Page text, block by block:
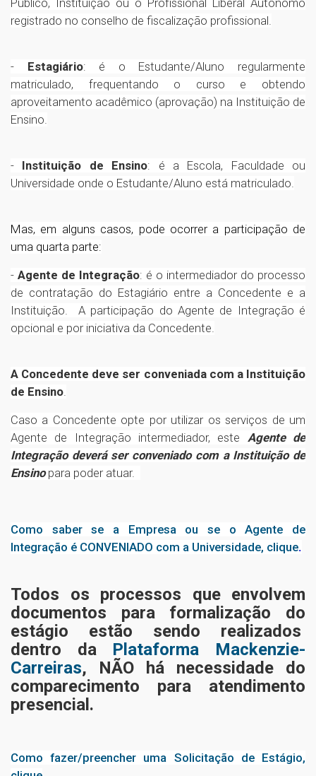
Público, Instituição ou o Profissional Liberal Autônomo
registrado no conselho de fiscalização profissional.
- Estagiário: é o Estudante/Aluno regularmente
matriculado, frequentando o curso e obtendo
aproveitamento acadêmico (aprovação) na Instituição de
Ensino.
- Instituição de Ensino: é a Escola, Faculdade ou
Universidade onde o Estudante/Aluno está matriculado.
Mas, em alguns casos, pode ocorrer a participação de
uma quarta parte:
- Agente de Integração: é o intermediador do processo
de contratação do Estagiário entre a Concedente e a
Instituição. A participação do Agente de Integração é
opcional e por iniciativa da Concedente.
A Concedente deve ser conveniada com a Instituição
de Ensino.
Caso a Concedente opte por utilizar os serviços de um
Agente de Integração intermediador, este Agente de
Integração deverá ser conveniado com a Instituição de
Ensinopara poder atuar.
Como saber se a Empresa ou se o Agente de
Integração é CONVENIADO com a Universidade, clique.
Todos os processos que envolvem
documentos para formalização do
estágio estão sendo realizados
dentro da Plataforma Mackenzie-
Carreiras, NÃO há necessidade do
comparecimento para atendimento
presencial.
Como fazer/preencher uma Solicitação de Estágio,